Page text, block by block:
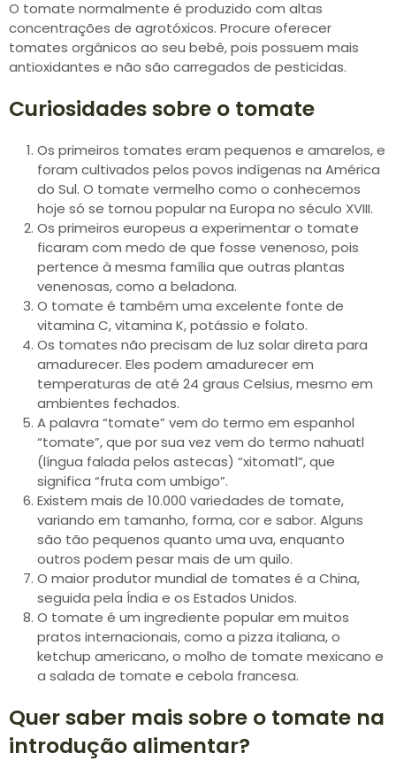
O tomate normalmente é produzido com altas
concentrações de agrotóxicos. Procure oferecer
tomates orgânicos ao seu bebê, pois possuem mais
antioxidantes e não são carregados de pesticidas.
Curiosidades sobre o tomate
Os primeiros tomates eram pequenos e amarelos, e
foram cultivados pelos povos indígenas na América
do Sul. O tomate vermelho como o conhecemos
hoje só se tornou popular na Europa no século XVIII.
Os primeiros europeus a experimentar o tomate
ficaram com medo de que fosse venenoso, pois
pertence à mesma família que outras plantas
venenosas, como a beladona.
O tomate é também uma excelente fonte de
vitamina C, vitamina K, potássio e folato.
Os tomates não precisam de luz solar direta para
amadurecer. Eles podem amadurecer em
temperaturas de até 24 graus Celsius, mesmo em
ambientes fechados.
A palavra “tomate” vem do termo em espanhol
“tomate”, que por sua vez vem do termo nahuatl
(língua falada pelos astecas) “xitomatl”, que
significa “fruta com umbigo”.
Existem mais de 10.000 variedades de tomate,
variando em tamanho, forma, cor e sabor. Alguns
são tão pequenos quanto uma uva, enquanto
outros podem pesar mais de um quilo.
O maior produtor mundial de tomates é a China,
seguida pela Índia e os Estados Unidos.
O tomate é um ingrediente popular em muitos
pratos internacionais, como a pizza italiana, o
ketchup americano, o molho de tomate mexicano e
a salada de tomate e cebola francesa.
Quer saber mais sobre o tomate na
introdução alimentar?